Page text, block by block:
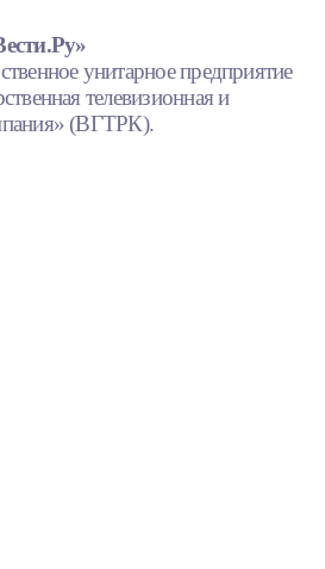
унитарное предприятие
телевизионная и
(ВГТРК).